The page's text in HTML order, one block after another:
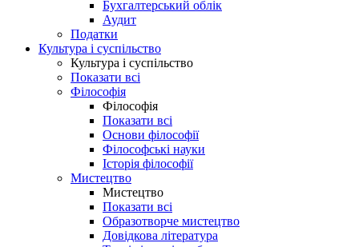
Бухгалтерський облік
Аудит
Податки
Культура і суспільство
Культура і суспільство
Показати всі
Філософія
Філософія
Показати всі
Основи філософії
Філософські науки
Історія філософії
Мистецтво
Мистецтво
Показати всі
Образотворче мистецтво
Довідкова література